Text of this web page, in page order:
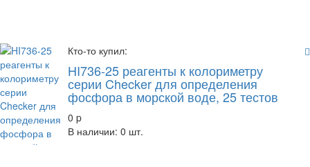
Кто-то купил:
HI736-25 реагенты к колориметру
серии Checker для определения
фосфора в морской воде, 25 тестов
0 p
В наличии: 0 шт.